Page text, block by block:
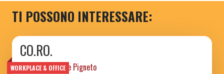
TI POSSONO INTERESSARE:
WORKPLACE & OFFICE
CO.RO.
Coworking Rome Pigneto